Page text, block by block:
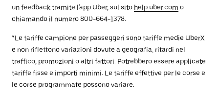
un feedback tramite l'app Uber, sul sito help.uber.com o
chiamando il numero 800-664-1378.
*Le tariffe campione per passeggeri sono tariffe medie UberX
e non riflettono variazioni dovute a geografia, ritardi nel
traffico, promozioni o altri fattori. Potrebbero essere applicate
tariffe fisse e importi minimi. Le tariffe effettive per le corse e
le corse programmate possono variare.